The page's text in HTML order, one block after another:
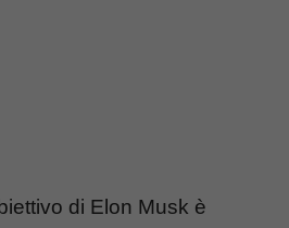
di Elon Musk è